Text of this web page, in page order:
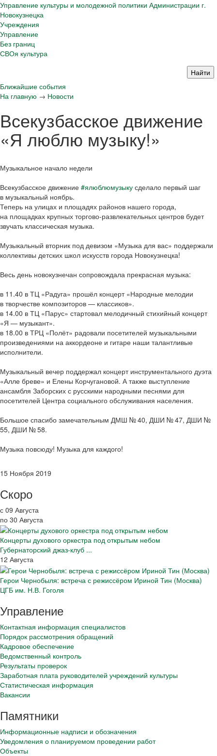
Управление культуры и молодежной политики Администрации г.
Новокузнецка
Учреждения
Управление
Без границ
СВОя культура
Ближайшие события
На главную → Новости
Всекузбасское движение
«Я люблю музыку!»
Музыкальное начало недели
Всекузбасское движение #ялюблюмузыку сделало первый шаг
в музыкальный ноябрь.
Теперь на улицах и площадях районов нашего города,
на площадках крупных торгово-развлекательных центров будет
звучать классическая музыка.
Музыкальный вторник под девизом «Музыка для вас» поддержали
коллективы детских школ искусств города Новокузнецка!
Весь день новокузнечан сопровождала прекрасная музыка:
в 11.40 в ТЦ «Радуга» прошёл концерт «Народные мелодии
в творчестве композиторов — классиков».
в 14.00 в ТЦ «Парус» стартовал мелодичный стихийный концерт
«Я — музыкант».
в 18.00 в ТРЦ «Полёт» радовали посетителей музыкальными
произведениями на аккордеоне и гитаре наши талантливые
исполнители.
Музыкальный вечер поддержал концерт инструментального дуэта
«Алле бреве» и Елены Корчугановой. А также выступление
ансамбля Заборских с русскими народными песнями для
посетителей Центра социального обслуживания населения.
Большое спасибо замечательным ДМШ № 40, ДШИ № 47, ДШИ №
55, ДШИ № 58.
Музыка повсюду! Музыка для каждого!
15 Ноября 2019
Скоро
с 09 Августа
по 30 Августа
Концерты духового оркестра под открытым небом
Губернаторский джаз-клуб ...
12 Августа
Герои Чернобыля: встреча с режиссёром Ириной Тин (Москва)
ЦГБ им. Н.В. Гоголя
Управление
Контактная информация специалистов
Порядок рассмотрения обращений
Кадровое обеспечение
Ведомственный контроль
Результаты проверок
Заработная плата руководителей учреждений культуры
Статистическая информация
Вакансии
Памятники
Информационные надписи и обозначения
Уведомления о планируемом проведении работ
Объекты